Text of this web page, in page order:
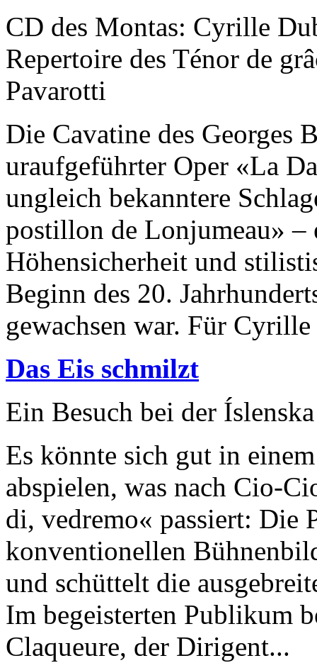
CD des Montas: Cyrille
Repertoire des Ténor de
Pavarotti
Die Cavatine des Georges
uraufgeführter Oper «La
ungleich bekanntere
postillon de Lonjumeau»
Höhensicherheit und
Beginn des 20.
gewachsen war. Für
Das Eis schmilzt
Ein Besuch bei der
Es könnte sich gut in
abspielen, was nach Cio-
di, vedremo« passiert: Die
konventionellen
und schüttelt die
Im begeisterten Publikum
Claqueure, der Dirigent...